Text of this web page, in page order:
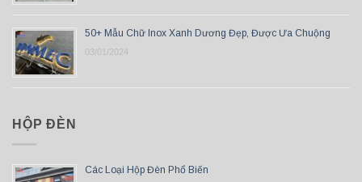
50+ Mẫu Chữ Inox Xanh Dương Đẹp, Được Ưa Chuộng
03/01/2024
HỘP ĐÈN
Các Loại Hộp Đèn Phổ Biến